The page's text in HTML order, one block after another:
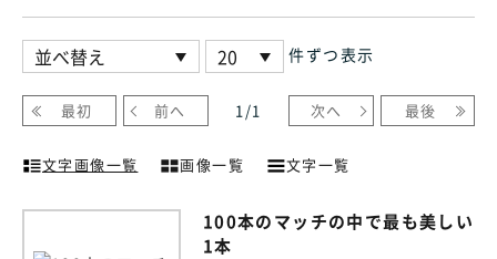
件ずつ表示
最初 前へ 1 /1 次へ 最後
文字画像一覧 画像一覧 文字一覧
100本のマッチの中で最も美しい
1本